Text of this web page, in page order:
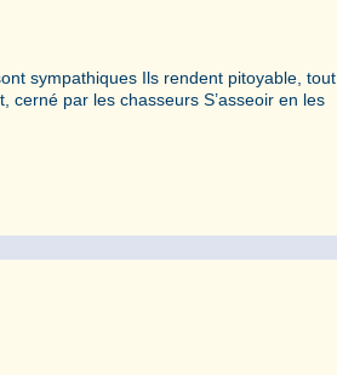
sympathiques Ils rendent pitoyable, tout
par les chasseurs S’asseoir en les